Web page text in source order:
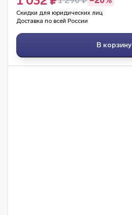
Скидки для юридических лиц
Доставка по всей России
В корзину